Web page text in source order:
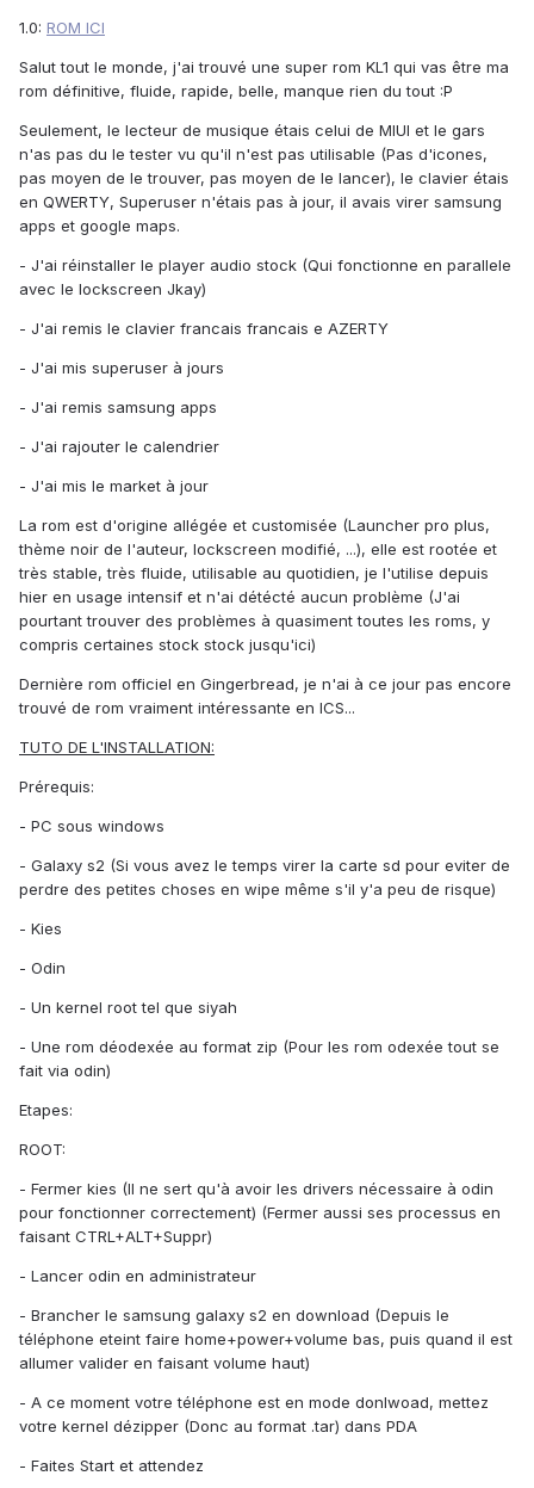
1.0: ROM ICI
Salut tout le monde, j'ai trouvé une super rom KL1 qui vas être ma
rom définitive, fluide, rapide, belle, manque rien du tout :P
Seulement, le lecteur de musique étais celui de MIUI et le gars
n'as pas du le tester vu qu'il n'est pas utilisable (Pas d'icones,
pas moyen de le trouver, pas moyen de le lancer), le clavier étais
en QWERTY, Superuser n'étais pas à jour, il avais virer samsung
apps et google maps.
- J'ai réinstaller le player audio stock (Qui fonctionne en parallele
avec le lockscreen Jkay)
- J'ai remis le clavier francais francais e AZERTY
- J'ai mis superuser à jours
- J'ai remis samsung apps
- J'ai rajouter le calendrier
- J'ai mis le market à jour
La rom est d'origine allégée et customisée (Launcher pro plus,
thème noir de l'auteur, lockscreen modifié, ...), elle est rootée et
très stable, très fluide, utilisable au quotidien, je l'utilise depuis
hier en usage intensif et n'ai détécté aucun problème (J'ai
pourtant trouver des problèmes à quasiment toutes les roms, y
compris certaines stock stock jusqu'ici)
Dernière rom officiel en Gingerbread, je n'ai à ce jour pas encore
trouvé de rom vraiment intéressante en ICS...
TUTO DE L'INSTALLATION:
Prérequis:
- PC sous windows
- Galaxy s2 (Si vous avez le temps virer la carte sd pour eviter de
perdre des petites choses en wipe même s'il y'a peu de risque)
- Kies
- Odin
- Un kernel root tel que siyah
- Une rom déodexée au format zip (Pour les rom odexée tout se
fait via odin)
Etapes:
ROOT:
- Fermer kies (Il ne sert qu'à avoir les drivers nécessaire à odin
pour fonctionner correctement) (Fermer aussi ses processus en
faisant CTRL+ALT+Suppr)
- Lancer odin en administrateur
- Brancher le samsung galaxy s2 en download (Depuis le
téléphone eteint faire home+power+volume bas, puis quand il est
allumer valider en faisant volume haut)
- A ce moment votre téléphone est en mode donlwoad, mettez
votre kernel dézipper (Donc au format .tar) dans PDA
- Faites Start et attendez